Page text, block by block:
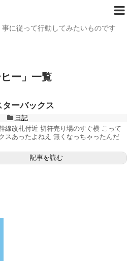
に従って行動してみたいものです
ー 」 一覧
ーバックス
日記
線改札付近 切符売り場のすぐ横 こって
スあったよねえ 無くなっちゃったんだ
記事を読む